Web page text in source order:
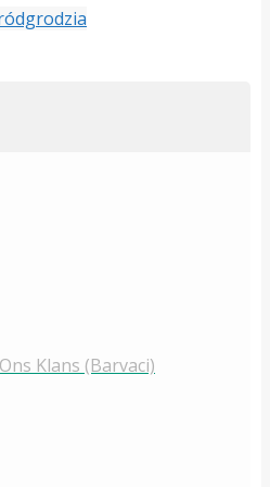
Klans (Barvaci)